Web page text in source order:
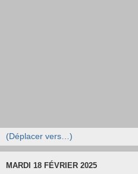
MARDI 18 FÉVRIER 2025